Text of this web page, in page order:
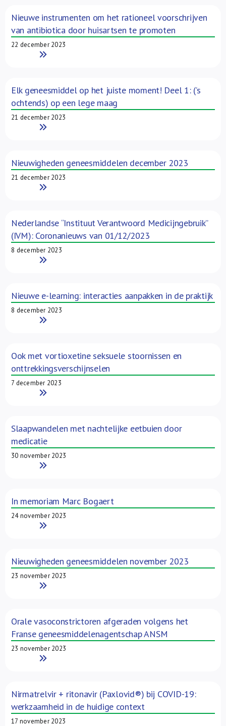
FR
Nieuwe instrumenten om het rationeel voorschrijven
van antibiotica door huisartsen te promoten
22 december 2023
Read More
Elk geneesmiddel op het juiste moment! Deel 1: (’s
ochtends) op een lege maag
21 december 2023
Read More
Nieuwigheden geneesmiddelen december 2023
21 december 2023
Read More
Nederlandse “Instituut Verantwoord Medicijngebruik”
(IVM): Coronanieuws van 01/12/2023
8 december 2023
Read More
Nieuwe e-learning: interacties aanpakken in de praktijk
8 december 2023
Read More
Ook met vortioxetine seksuele stoornissen en
onttrekkingsverschijnselen
7 december 2023
Read More
Slaapwandelen met nachtelijke eetbuien door
medicatie
30 november 2023
Read More
In memoriam Marc Bogaert
24 november 2023
Read More
Nieuwigheden geneesmiddelen november 2023
23 november 2023
Read More
Orale vasoconstrictoren afgeraden volgens het
Franse geneesmiddelenagentschap ANSM
23 november 2023
Read More
Nirmatrelvir + ritonavir (Paxlovid®) bij COVID-19:
werkzaamheid in de huidige context
17 november 2023